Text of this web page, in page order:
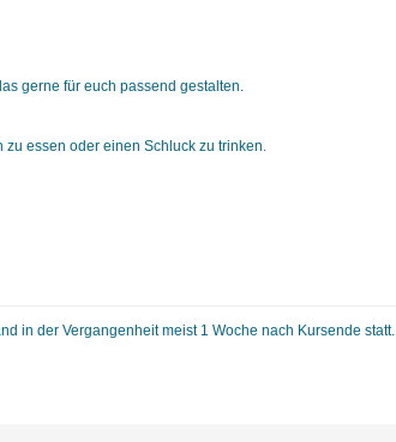
gerne für euch passend gestalten.
essen oder einen Schluck zu trinken.
in der Vergangenheit meist 1 Woche nach Kursende statt.